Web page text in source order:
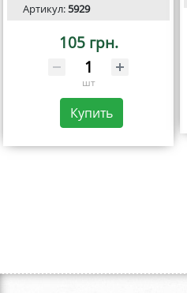
Артикул:5929
105 грн.
шт
Купить